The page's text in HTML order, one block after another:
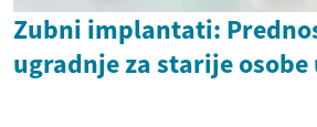
Zubni implantati:
ugradnje za starije osobe